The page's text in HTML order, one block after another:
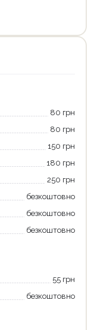
80 грн
80 грн
150 грн
180 грн
250 грн
безкоштовно
безкоштовно
безкоштовно
55 грн
безкоштовно